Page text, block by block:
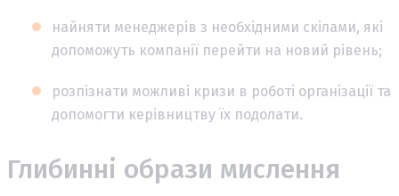
найняти менеджерів з необхідними скілами, які
допоможуть компанії перейти на новий рівень;
розпізнати можливі кризи в роботі організації та
допомогти керівництву їх подолати.
Глибинні образи мислення